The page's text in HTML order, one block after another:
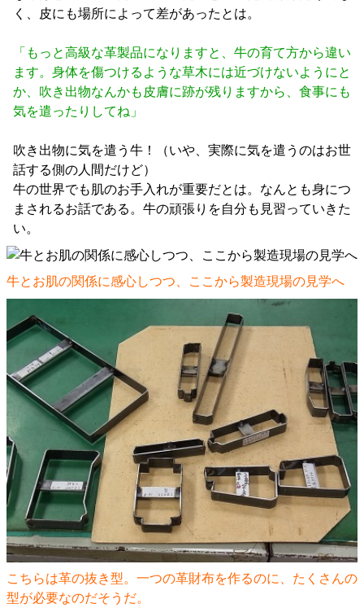
く、皮にも場所によって差があったとは。
「もっと高級な革製品になりますと、牛の育て方から違い
ます。身体を傷つけるような草木には近づけないようにと
か、吹き出物なんかも皮膚に跡が残りますから、食事にも
気を遣ったりしてね」
吹き出物に気を遣う牛！（いや、実際に気を遣うのはお世
話する側の人間だけど）
牛の世界でも肌のお手入れが重要だとは。なんとも身につ
まされるお話である。牛の頑張りを自分も見習っていきた
い。
牛とお肌の関係に感心しつつ、ここから製造現場の見学へ
こちらは革の抜き型。一つの革財布を作るのに、たくさんの
型が必要なのだそうだ。